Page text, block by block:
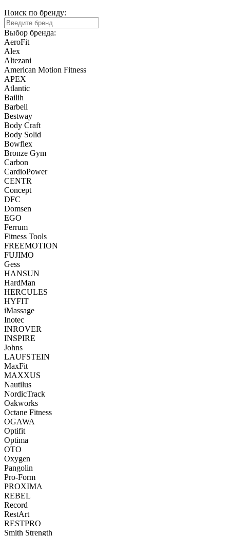
Поиск по бренду:
Выбор бренда:
AeroFit
Alex
Altezani
American Motion Fitness
APEX
Atlantic
Bailih
Barbell
Bestway
Body Craft
Body Solid
Bowflex
Bronze Gym
Carbon
CardioPower
CENTR
Concept
DFC
Domsen
EGO
Ferrum
Fitness Tools
FREEMOTION
FUJIMO
Gess
HANSUN
HardMan
HERCULES
HYFIT
iMassage
Inotec
INROVER
INSPIRE
Johns
LAUFSTEIN
MaxFit
MAXXUS
Nautilus
NordicTrack
Oakworks
Octane Fitness
OGAWA
Optifit
Optima
OTO
Oxygen
Pangolin
Pro-Form
PROXIMA
REBEL
Record
RestArt
RESTPRO
Smith Strength